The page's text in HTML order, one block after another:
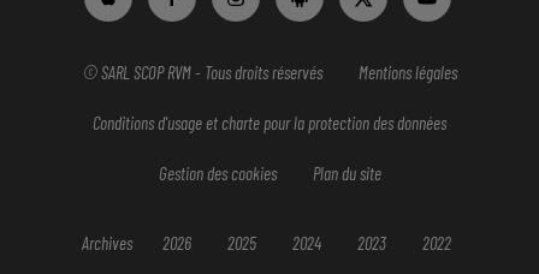
© SARL SCOP RVM - Tous droits réservés Mentions légales
Conditions d'usage et charte pour la protection des données
Gestion des cookies Plan du site
Archives 2026 2025 2024 2023 2022